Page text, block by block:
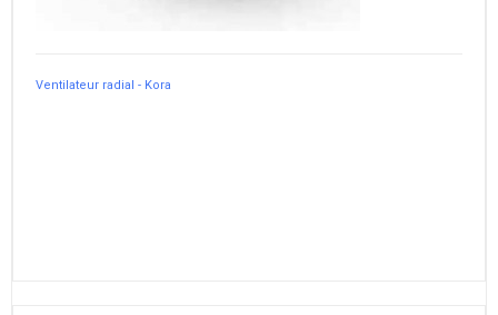
Ventilateur radial - Kora